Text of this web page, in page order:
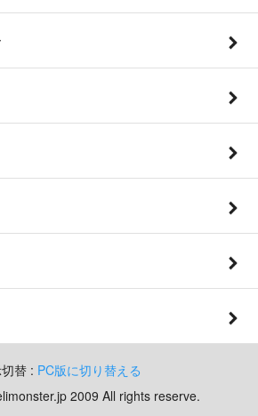
替 : PC版に切り替える
2009 All rights reserve.